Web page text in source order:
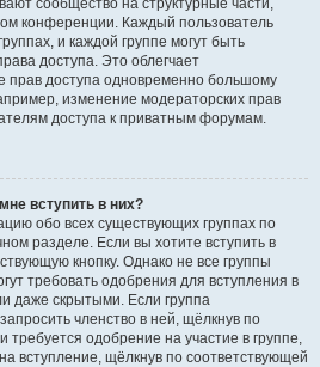
сообщество на структурные части,
конференции. Каждый пользователь
и каждой группе могут быть
доступа. Это облегчает
прав доступа одновременно большому
изменение модераторских прав
доступа к приватным форумам.
вступить в них?
обо всех существующих группах по
разделе. Если вы хотите вступить в
кнопку. Однако не все группы
требовать одобрения для вступления в
даже скрытыми. Если группа
членство в ней, щёлкнув по
требуется одобрение на участие в группе,
вступление, щёлкнув по соответствующей